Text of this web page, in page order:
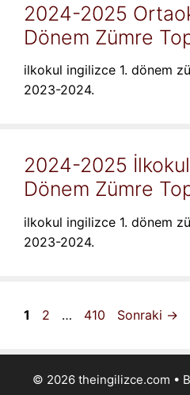
2024-2025
Dönem Zümre
ilkokul ingilizce 1. dönem
2023-2024.
2024-2025
Dönem Zümre
ilkokul ingilizce 1. dönem
2023-2024.
Sayfa
1 Sayfa
2 … Sayfa
410 Sonraki →
© 2026 theingilizce.com •